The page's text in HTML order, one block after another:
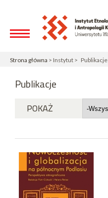
Strona główna > Instytut > Publikacje
Publikacje
POKAŻ